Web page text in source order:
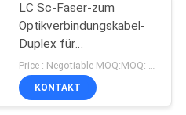
11
LC Sc-Faser-zum
Optikverbindungskabel-
Duplex für
Telekommunikation
Price : Negotiable MOQ:MOQ: 10PCS
KONTAKT